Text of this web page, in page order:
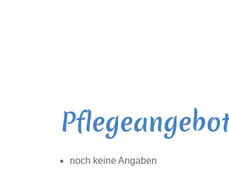
noch keine Angaben